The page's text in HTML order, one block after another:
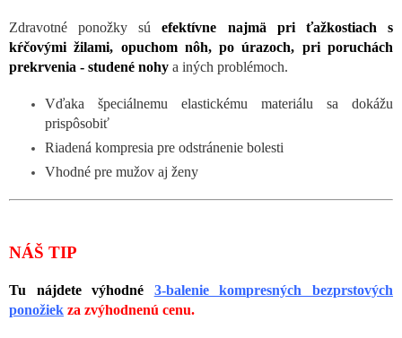
Zdravotné ponožky súefektívne najmä pri ťažkostiach s
kŕčovými žilami, opuchom nôh, po úrazoch, pri poruchách
prekrvenia - studené nohy a iných problémoch.
Vďaka špeciálnemu elastickému materiálu sa dokážu
prispôsobiť
Riadená kompresia pre odstránenie bolesti
Vhodné pre mužov aj ženy
NÁŠ TIP
Tu nájdete výhodné 3-balenie kompresných bezprstových
ponožiek za zvýhodnenú cenu.